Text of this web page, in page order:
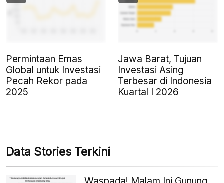
Permintaan Emas
Global untuk Investasi
Pecah Rekor pada
2025
Jawa Barat, Tujuan
Investasi Asing
Terbesar di Indonesia
Kuartal I 2026
Data Stories Terkini
Waspada! Malam Ini Gunung